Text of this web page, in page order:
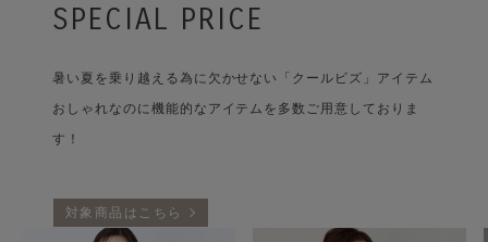
SPECIAL PRICE
暑い夏を乗り越える為に欠かせない「クールビズ」アイテム
おしゃれなのに機能的なアイテムを多数ご用意しておりま
す！
対象商品はこちら